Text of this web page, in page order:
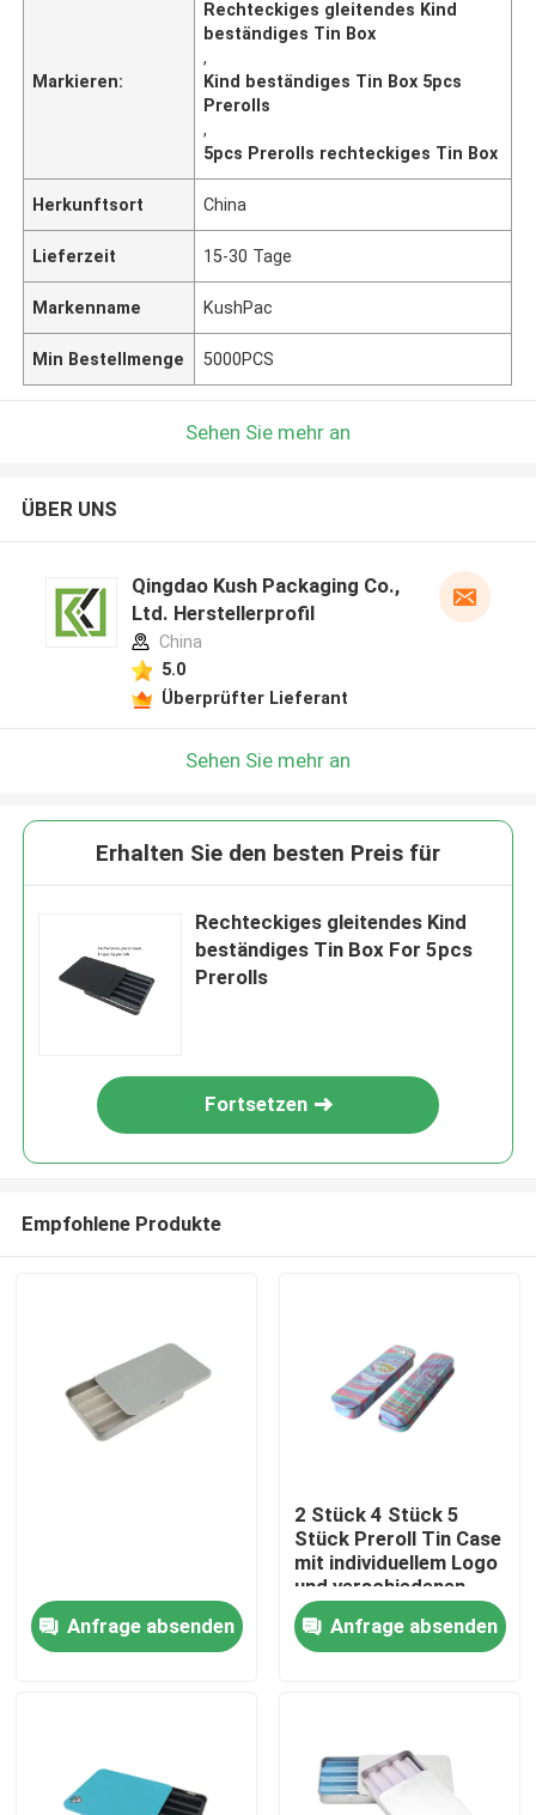
Haus
Videos
Markieren:
Rechteckiges gleitendes Kind
beständiges Tin Box
,
Kind beständiges Tin Box 5pcs
Prerolls
,
5pcs Prerolls rechteckiges Tin Box
Herkunftsort China
Lieferzeit 15-30 Tage
Markenname KushPac
Min Bestellmenge 5000PCS
Sehen Sie mehr an
ÜBER UNS
Qingdao Kush Packaging Co.,
Ltd. Herstellerprofil
China
5.0
Überprüfter Lieferant
Sehen Sie mehr an
Erhalten Sie den besten Preis für
Rechteckiges gleitendes Kind
beständiges Tin Box For 5pcs
Prerolls
Fortsetzen
Empfohlene Produkte
Anfrage absenden
2 Stück 4 Stück 5
Stück Preroll Tin Case
mit individuellem Logo
und verschiedenen
Größen
Anfrage absenden